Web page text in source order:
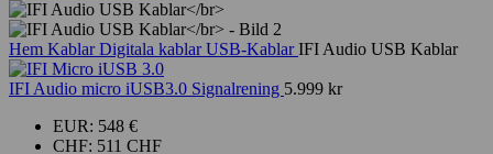
Hem KablarDigitala kablarUSB-KablarIFI Audio USB Kablar
IFI Audio micro iUSB3.0 Signalrening 5.999 kr
EUR: 548 €
CHF: 511 CHF